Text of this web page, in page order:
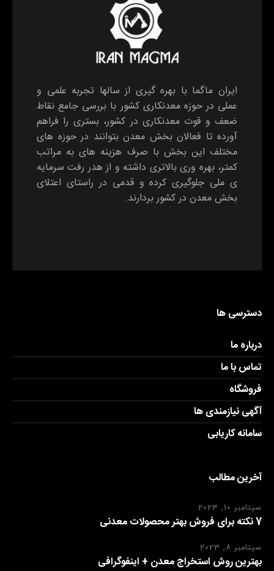
ایران ماگما با بهره گیری از سالها تجربه علمی و
عملی در حوزه معدنکاری کشور با بررسی جامع نقاط
ضعف و قوت معدنکاری در کشور، بستری را فراهم
آورده تا فعالان بخش معدن بتوانند در حوزه های
مختلف این بخش با صرف هزینه های به مراتب
کمتر، بهره وری بالاتری داشته و از هدر رفت سرمایه
ی ملی جلوگیری کرده و قدمی در راستای اعتلای
بخش معدن در کشور بردارند.
دسترسی ها
درباره ما
تماس با ما
فروشگاه
آگهی نیازمندی ها
سامانه کاریابی
آخرین مطالب
سپتامبر 10, 2023
7 نکته برای فروش بهتر محصولات معدنی
سپتامبر 8, 2023
بهترین روش استخراج معدن + اینفوگرافی